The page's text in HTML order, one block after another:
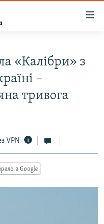
«Калібри» з
–
тривога
VPN
в Google